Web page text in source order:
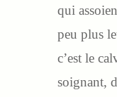
qui
peu plus
c’est le
soignant,